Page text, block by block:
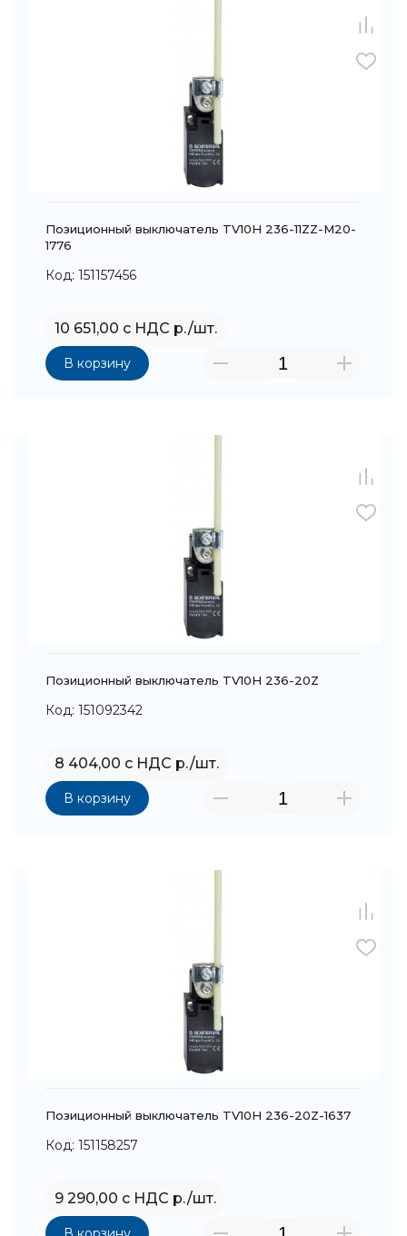
Позиционный выключатель TV10H 236-11ZZ-M20-
1776
Код: 151157456
10 651,00 с НДС р./шт.
В корзину
Позиционный выключатель TV10H 236-20Z
Код: 151092342
8 404,00 с НДС р./шт.
В корзину
Позиционный выключатель TV10H 236-20Z-1637
Код: 151158257
9 290,00 с НДС р./шт.